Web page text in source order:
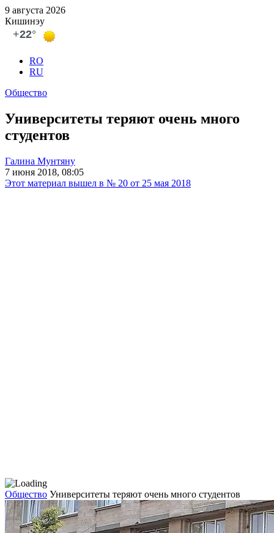
9 августа 2026
Кишинэу
RO
RU
Общество
Университеты теряют очень много
студентов
Галина Мунтяну
7 июня 2018, 08:05
Этот материал вышел в № 20 от 25 мая 2018
Общество Университеты теряют очень много студентов